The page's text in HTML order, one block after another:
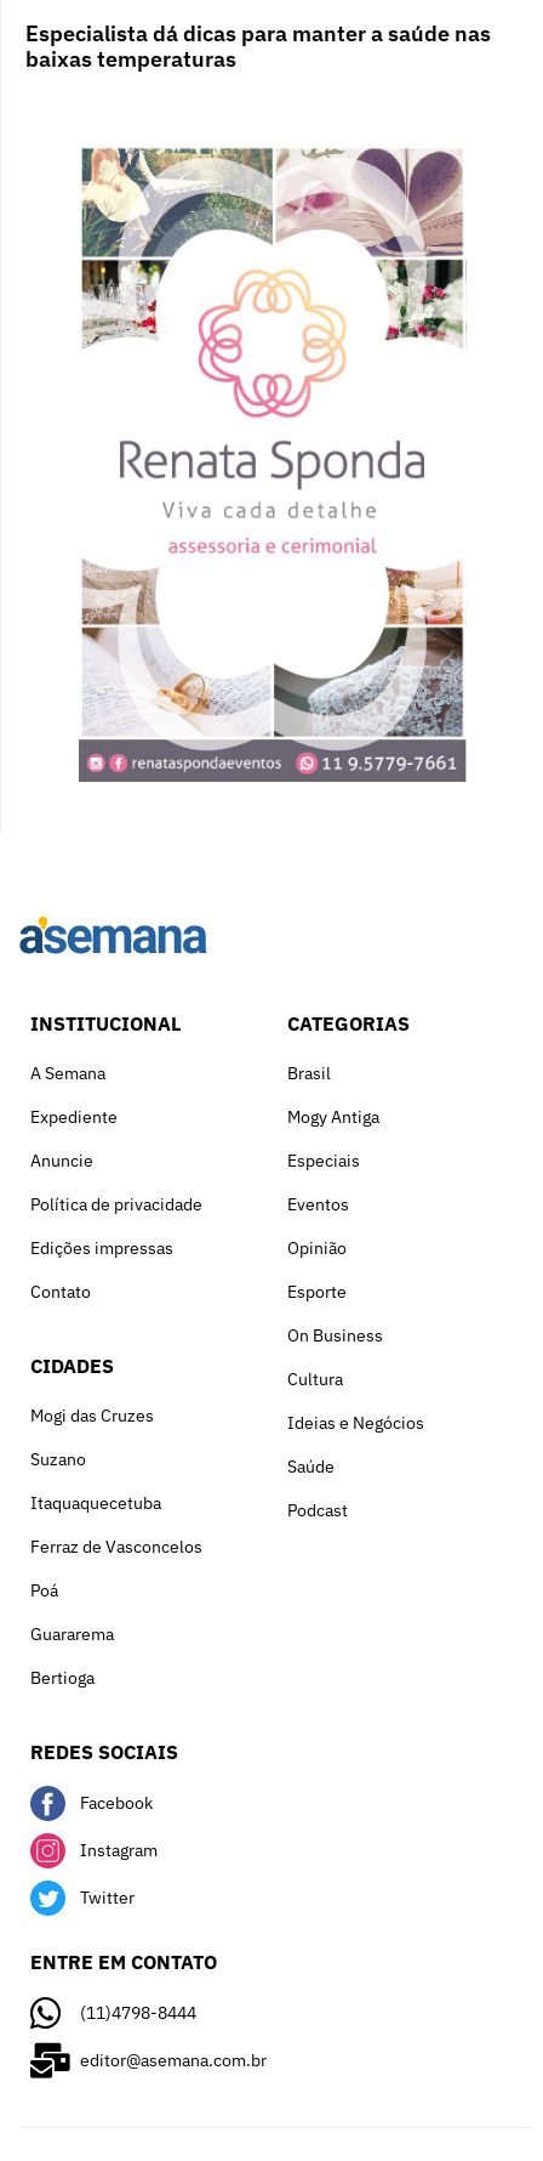
Especialista dá dicas para manter a saúde nas
baixas temperaturas
INSTITUCIONAL
A Semana
Expediente
Anuncie
Política de privacidade
Edições impressas
Contato
CIDADES
Mogi das Cruzes
Suzano
Itaquaquecetuba
Ferraz de Vasconcelos
Poá
Guararema
Bertioga
CATEGORIAS
Brasil
Mogy Antiga
Especiais
Eventos
Opinião
Esporte
On Business
Cultura
Ideias e Negócios
Saúde
Podcast
REDES SOCIAIS
Facebook
Instagram
Twitter
ENTRE EM CONTATO
(11)4798-8444
editor@asemana.com.br